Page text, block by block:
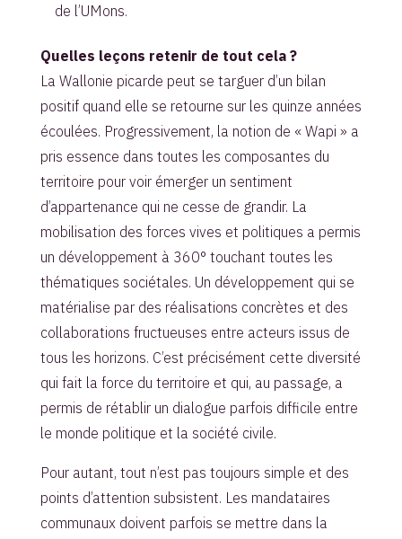
de l’UMons.
Quelles leçons retenir de tout cela ?
La Wallonie picarde peut se targuer d’un bilan
positif quand elle se retourne sur les quinze années
écoulées. Progressivement, la notion de « Wapi » a
pris essence dans toutes les composantes du
territoire pour voir émerger un sentiment
d’appartenance qui ne cesse de grandir. La
mobilisation des forces vives et politiques a permis
un développement à 360° touchant toutes les
thématiques sociétales. Un développement qui se
matérialise par des réalisations concrètes et des
collaborations fructueuses entre acteurs issus de
tous les horizons. C’est précisément cette diversité
qui fait la force du territoire et qui, au passage, a
permis de rétablir un dialogue parfois difficile entre
le monde politique et la société civile.
Pour autant, tout n’est pas toujours simple et des
points d’attention subsistent. Les mandataires
communaux doivent parfois se mettre dans la